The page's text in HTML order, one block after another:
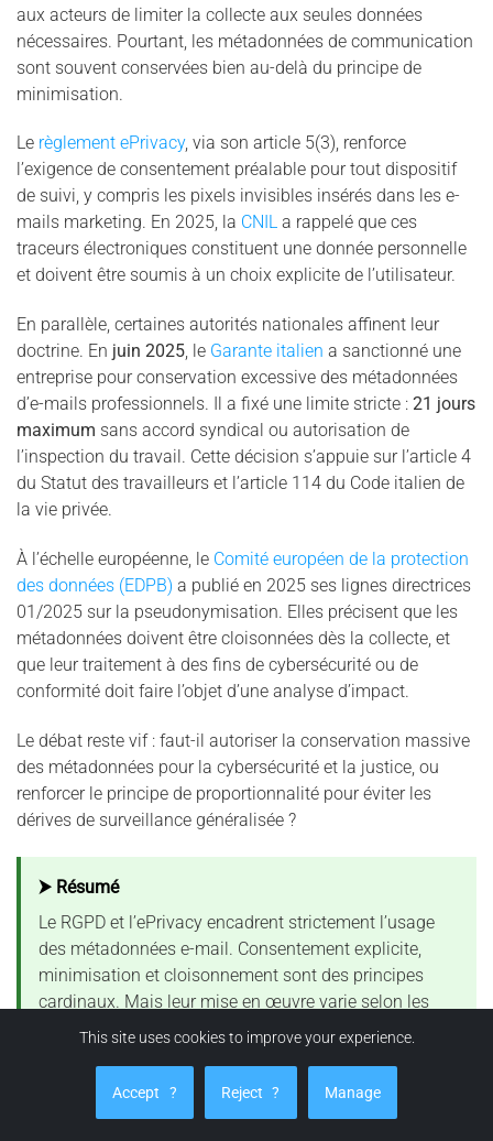
aux acteurs de limiter la collecte aux seules données
nécessaires. Pourtant, les métadonnées de communication
sont souvent conservées bien au-delà du principe de
minimisation.
Le règlement ePrivacy, via son article 5(3), renforce
l’exigence de consentement préalable pour tout dispositif
de suivi, y compris les pixels invisibles insérés dans les e-
mails marketing. En 2025, la CNIL a rappelé que ces
traceurs électroniques constituent une donnée personnelle
et doivent être soumis à un choix explicite de l’utilisateur.
En parallèle, certaines autorités nationales affinent leur
doctrine. En juin 2025, le Garante italien a sanctionné une
entreprise pour conservation excessive des métadonnées
d’e-mails professionnels. Il a fixé une limite stricte : 21 jours
maximum sans accord syndical ou autorisation de
l’inspection du travail. Cette décision s’appuie sur l’article 4
du Statut des travailleurs et l’article 114 du Code italien de
la vie privée.
À l’échelle européenne, le Comité européen de la protection
des données (EDPB) a publié en 2025 ses lignes directrices
01/2025 sur la pseudonymisation. Elles précisent que les
métadonnées doivent être cloisonnées dès la collecte, et
que leur traitement à des fins de cybersécurité ou de
conformité doit faire l’objet d’une analyse d’impact.
Le débat reste vif : faut-il autoriser la conservation massive
des métadonnées pour la cybersécurité et la justice, ou
renforcer le principe de proportionnalité pour éviter les
dérives de surveillance généralisée ?
⮞ Résumé
Le RGPD et l’ePrivacy encadrent strictement l’usage
des métadonnées e-mail. Consentement explicite,
minimisation et cloisonnement sont des principes
cardinaux. Mais leur mise en œuvre varie selon les
États. Entre sécurité, droit du travail et vie privée,
This site uses cookies to improve your experience.
Accept ? Reject ? Manage